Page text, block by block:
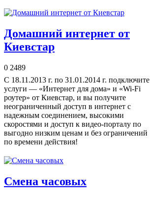
Домашний интернет от
Киевстар
0 2489
С 18.11.2013 г. по 31.01.2014 г. подключите
услуги — «Интернет для дома» и «Wi-Fi
роутер» от Киевстар, и вы получите
неограниченный доступ в интернет с
надежным соединением, высокими
скоростями и доступ к видео-порталу по
выгодно низким ценам и без ограничений
по времени действия!
Смена часовых